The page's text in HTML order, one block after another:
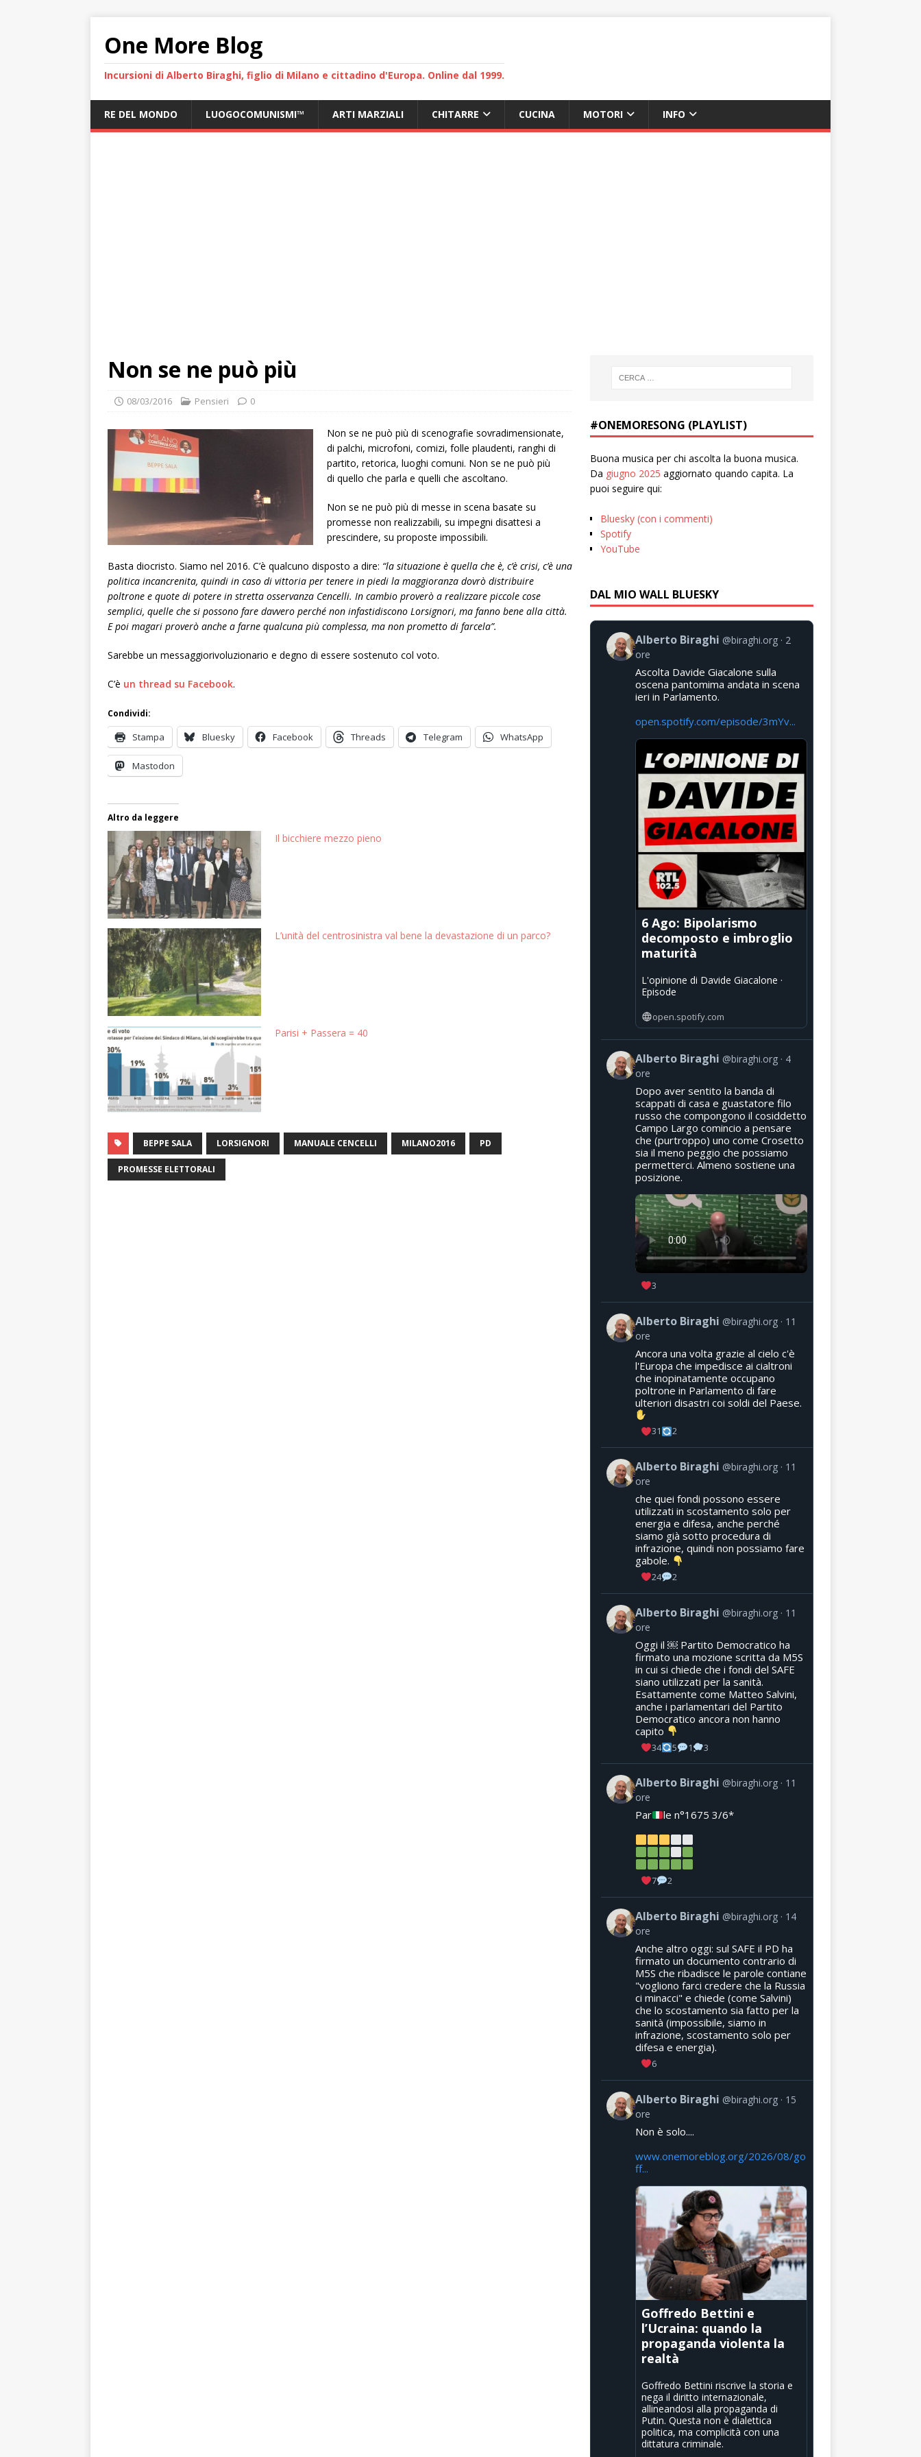
One More Blog
Incursioni di Alberto Biraghi, figlio di Milano e cittadino d'Europa. Online dal 1999.
RE DEL MONDO LUOGOCOMUNISMI™ ARTI MARZIALI CHITARRE CUCINA MOTORI INFO
Non se ne può più
08/03/2016 Pensieri 0
Non se ne può più di scenografie sovradimensionate,
di palchi, microfoni, comizi, folle plaudenti, ranghi di
partito, retorica, luoghi comuni. Non se ne può più
di quello che parla e quelli che ascoltano.
Non se ne può più di messe in scena basate su
promesse non realizzabili, su impegni disattesi a
prescindere, su proposte impossibili.
Basta diocristo. Siamo nel 2016. C’è qualcuno disposto a dire: “la situazione è quella che è, c’è crisi, c’è una
politica incancrenita, quindi in caso di vittoria per tenere in piedi la maggioranza dovrò distribuire
poltrone e quote di potere in stretta osservanza Cencelli. In cambio proverò a realizzare piccole cose
semplici, quelle che si possono fare davvero perché non infastidiscono Lorsignori, ma fanno bene alla città.
E poi magari proverò anche a farne qualcuna più complessa, ma non prometto di farcela”.
Sarebbe un messaggiorivoluzionario e degno di essere sostenuto col voto.
C’è un thread su Facebook.
Condividi:
Stampa Bluesky Facebook Threads Telegram WhatsApp
Mastodon
Altro da leggere
Il bicchiere mezzo pieno
L’unità del centrosinistra val bene la devastazione di un parco?
Parisi + Passera = 40
BEPPE SALA LORSIGNORI MANUALE CENCELLI MILANO2016 PD
PROMESSE ELETTORALI
#ONEMORESONG (PLAYLIST)
Buona musica per chi ascolta la buona musica.
Da giugno 2025 aggiornato quando capita. La
puoi seguire qui:
Bluesky (con i commenti)
Spotify
YouTube
DAL MIO WALL BLUESKY
Alberto Biraghi @biraghi.org
2
ore
Ascolta Davide Giacalone sulla
oscena pantomima andata in scena
ieri in Parlamento.
open.spotify.com/episode/3mYv...
6 Ago: Bipolarismo
decomposto e imbroglio
maturità
L'opinione di Davide Giacalone ·
Episode
open.spotify.com
Alberto Biraghi @biraghi.org
4
ore
Dopo aver sentito la banda di
scappati di casa e guastatore filo
russo che compongono il cosiddetto
Campo Largo comincio a pensare
che (purtroppo) uno come Crosetto
sia il meno peggio che possiamo
permetterci. Almeno sostiene una
posizione.
3
Alberto Biraghi @biraghi.org
11
ore
Ancora una volta grazie al cielo c'è
l'Europa che impedisce ai cialtroni
che inopinatamente occupano
poltrone in Parlamento di fare
ulteriori disastri coi soldi del Paese.
31 2
Alberto Biraghi @biraghi.org
11
ore
che quei fondi possono essere
utilizzati in scostamento solo per
energia e difesa, anche perché
siamo già sotto procedura di
infrazione, quindi non possiamo fare
gabole.
24 2
Alberto Biraghi @biraghi.org
11
ore
Oggi il ￼ Partito Democratico ha
firmato una mozione scritta da M5S
in cui si chiede che i fondi del SAFE
siano utilizzati per la sanità.
Esattamente come Matteo Salvini,
anche i parlamentari del Partito
Democratico ancora non hanno
capito
34 5 1 3
Alberto Biraghi @biraghi.org
11
ore
Par le n°1675 3/6*
7 2
Alberto Biraghi @biraghi.org
14
ore
Anche altro oggi: sul SAFE il PD ha
firmato un documento contrario di
M5S che ribadisce le parole contiane
"vogliono farci credere che la Russia
ci minacci" e chiede (come Salvini)
che lo scostamento sia fatto per la
sanità (impossibile, siamo in
infrazione, scostamento solo per
difesa e energia).
6
Alberto Biraghi @biraghi.org
15
ore
Non è solo....
www.onemoreblog.org/2026/08/go
ff...
Goffredo Bettini e
l’Ucraina: quando la
propaganda violenta la
realtà
Goffredo Bettini riscrive la storia e
nega il diritto internazionale,
allineandosi alla propaganda di
Putin. Questa non è dialettica
politica, ma complicità con una
dittatura criminale.